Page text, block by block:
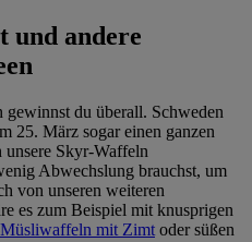
und andere
du überall. Schweden
25. März sogar einen ganzen
unsere Skyr-Waffeln
Abwechslung brauchst, um
von unseren weiteren
es zum Beispiel mit knusprigen
mit Zimt oder süßen